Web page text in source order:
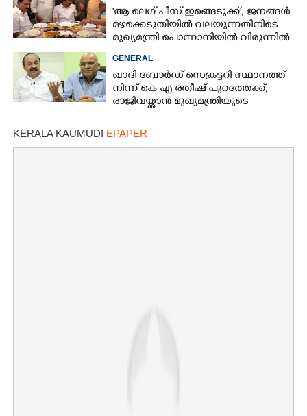
'ആ ലെഗ് പീസ് ഇങ്ങെടുക്ക്', ജനങ്ങൾ
മഴക്കെടുതിയിൽ വലയുന്നതിനിടെ
മുഖ്യമന്ത്രി പൊന്നാനിയിൽ വിരുന്നിൽ
GENERAL
ഖാദി ബോർഡ് സെക്രട്ടറി സ്ഥാനത്ത്
നിന്ന് കെ എ രതീഷ് പുറത്തേക്ക്,​
രാജിവയ്ക്കാൻ മുഖ്യമന്ത്രിയുടെ
KERALA KAUMUDI EPAPER